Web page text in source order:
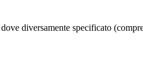
diversamente specificato